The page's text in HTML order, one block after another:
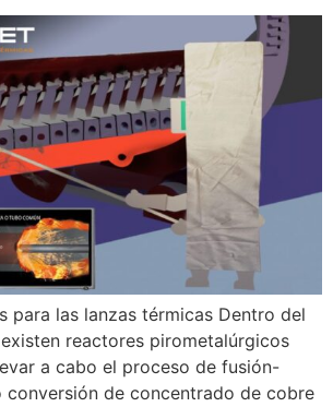
para las lanzas térmicas Dentro del
reactores pirometalúrgicos
a cabo el proceso de fusión-
conversión de concentrado de cobre